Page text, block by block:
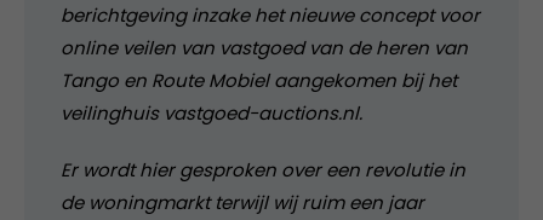
berichtgeving inzake het nieuwe concept voor
online veilen van vastgoed van de heren van
Tango en Route Mobiel aangekomen bij het
veilinghuis vastgoed-auctions.nl.
Er wordt hier gesproken over een revolutie in
de woningmarkt terwijl wij ruim een jaar